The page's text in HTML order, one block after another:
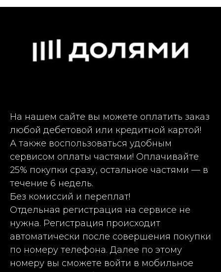
На нашем сайте вы можете оплатить заказ
любой дебетовой или кредитной картой!
А также воспользоваться удобным
сервисом оплаты частями! Оплачивайте
25% покупки сразу, остальное частями — в
течение 6 недель.
Без комиссий и переплат!
Отдельная регистрация на сервисе не
нужна. Регистрация происходит
автоматически после совершения покупки
по номеру телефона. Далее по этому
номеру вы сможете войти в мобильное